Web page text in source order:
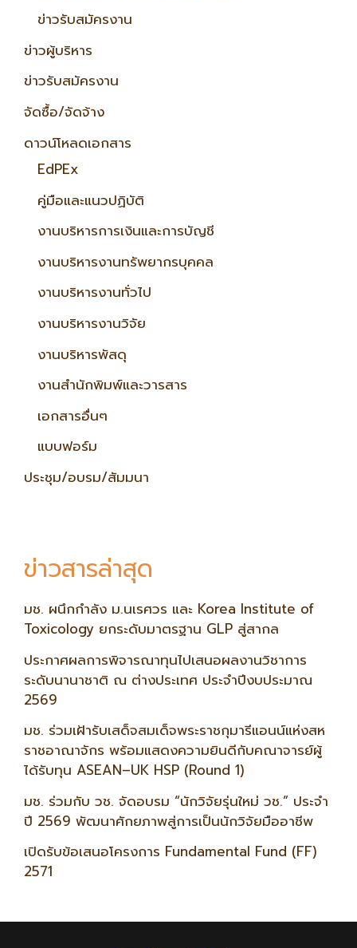
ข่าวรับสมัครงาน
ข่าวผู้บริหาร
ข่าวรับสมัครงาน
จัดซื้อ/จัดจ้าง
ดาวน์โหลดเอกสาร
EdPEx
คู่มือและแนวปฏิบัติ
งานบริหารการเงินและการบัญชี
งานบริหารงานทรัพยากรบุคคล
งานบริหารงานทั่วไป
งานบริหารงานวิจัย
งานบริหารพัสดุ
งานสำนักพิมพ์และวารสาร
เอกสารอื่นๆ
แบบฟอร์ม
ประชุม/อบรม/สัมมนา
ข่าวสารล่าสุด
มช. ผนึกกำลัง ม.นเรศวร และ Korea Institute of
Toxicology ยกระดับมาตรฐาน GLP สู่สากล
ประกาศผลการพิจารณาทุนไปเสนอผลงานวิชาการ
ระดับนานาชาติ ณ ต่างประเทศ ประจำปีงบประมาณ
2569
มช. ร่วมเฝ้ารับเสด็จสมเด็จพระราชกุมารีแอนน์แห่งสห
ราชอาณาจักร พร้อมแสดงความยินดีกับคณาจารย์ผู้
ได้รับทุน ASEAN–UK HSP (Round 1)
มช. ร่วมกับ วช. จัดอบรม “นักวิจัยรุ่นใหม่ วช.” ประจำ
ปี 2569 พัฒนาศักยภาพสู่การเป็นนักวิจัยมืออาชีพ
เปิดรับข้อเสนอโครงการ Fundamental Fund (FF)
2571